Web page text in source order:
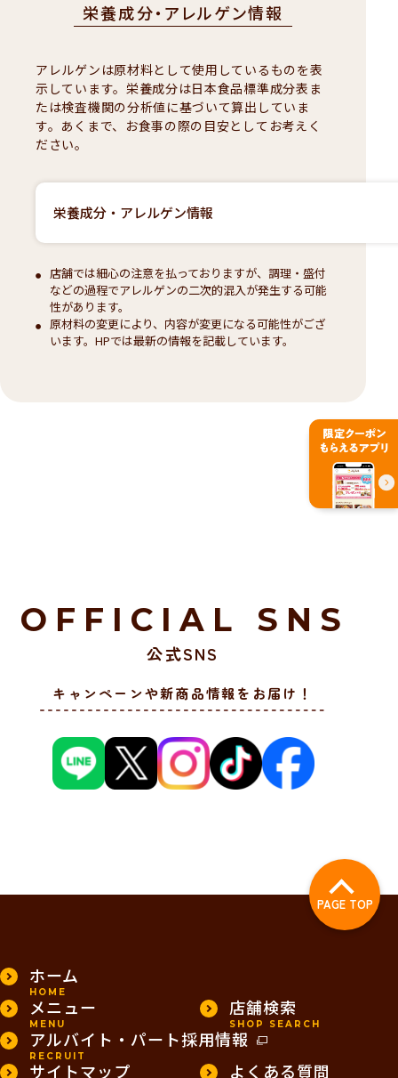
栄養成分・アレルゲン情報
アレルゲンは原材料として使用しているものを表
示しています。栄養成分は日本食品標準成分表ま
たは検査機関の分析値に基づいて算出していま
す。あくまで、お食事の際の目安としてお考えく
ださい。
栄養成分・アレルゲン情報
店舗では細心の注意を払っておりますが、調理・盛付
などの過程でアレルゲンの二次的混入が発生する可能
性があります。
原材料の変更により、内容が変更になる可能性がござ
います。HPでは最新の情報を記載しています。
OFFICIAL SNS
公式SNS
キャンペーンや新商品情報をお届け！
PAGE TOP
ホーム
HOME
メニュー
MENU
店舗検索
SHOP SEARCH
アルバイト・パート採用情報
RECRUIT
サイトマップ よくある質問